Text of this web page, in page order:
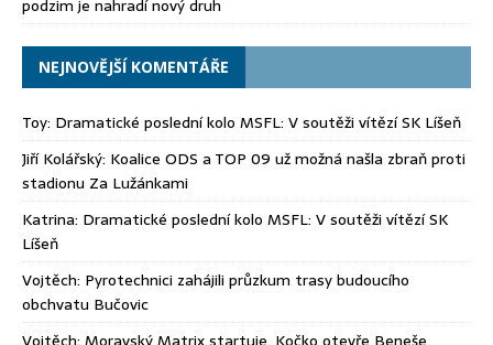
podzim je nahradí nový druh
NEJNOVĚJŠÍ KOMENTÁŘE
Toy: Dramatické poslední kolo MSFL: V soutěži vítězí SK Líšeň
Jiří Kolářský: Koalice ODS a TOP 09 už možná našla zbraň proti
stadionu Za Lužánkami
Katrina: Dramatické poslední kolo MSFL: V soutěži vítězí SK
Líšeň
Vojtěch: Pyrotechnici zahájili průzkum trasy budoucího
obchvatu Bučovic